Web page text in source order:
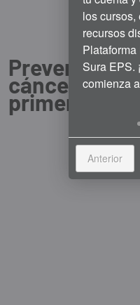
Prevención
cáncer de
primer paso
Anterior